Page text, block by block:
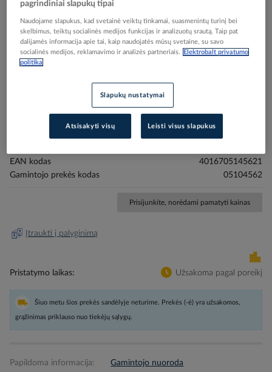
gallery
Pavara roletams 230V AC 20Nm mechaninė
PRKAM2016 - PROTEC
EAN kodas
4016705145621
Gamintojo prekės kodas
05104562
Prisijunkite, norėdami pamatyti kainas
Įtraukti į palyginimą
Pristatymo laikas Užsakoma pagal poreikį
Šiuo metu šios prekės sandėlyje neturime. Prekės (-ė) yra užsakomos,
grąžinimas priklauso nuo tiekėjų sąlygų.
Papildoma informacija: Gamintojo nuoroda
pagrindiniai slapukų tipai
Naudojame slapukus, kad svetainė veiktų tinkamai, suasmenintų turinį bei
skelbimus, teiktų socialinės medijos funkcijas ir analizuotų srautą. Taip pat
dalijamės informacija apie tai, kaip naudojatės mūsų svetaine, su savo
socialinės medijos, reklamavimo ir analizės partneriais.
Elektrobalt privatumo
politika
Slapukų nustatymai
Atsisakyti visų Leisti visus slapukus